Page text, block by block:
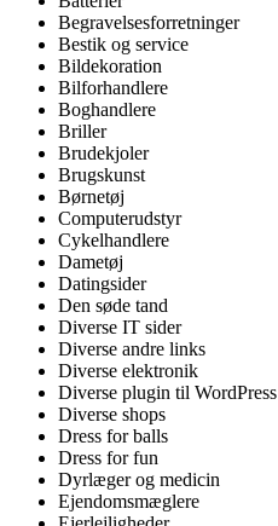
Begravelsesforretninger
Bestik og service
Bildekoration
Bilforhandlere
Boghandlere
Briller
Brudekjoler
Brugskunst
Børnetøj
Computerudstyr
Cykelhandlere
Dametøj
Datingsider
Den søde tand
Diverse IT sider
Diverse andre links
Diverse elektronik
Diverse plugin til WordPress
Diverse shops
Dress for balls
Dress for fun
Dyrlæger og medicin
Ejendomsmæglere